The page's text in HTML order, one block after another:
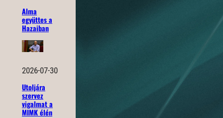
Alma
együttes a
Hazaiban
2026-07-30
Utoljára
szervez
vigalmat a
MIMK élén